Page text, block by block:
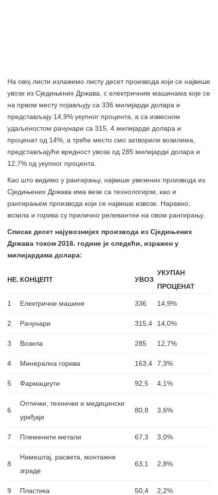
На овој листи излажемо листу десет производа који се највише
увозе из Сједињених Држава, с електричним машинама које се
на првом месту појављују са 336 милијарди долара и
представљају 14,9% укупног процента, а са извесном
удаљеностом рачунари са 315, 4 милијарде долара и
проценат од 14%, а треће место смо затворили возилима,
представљајући вредност увоза од 285 милијарди долара и
12,7% од укупног процента.
Као што видимо у рангирању, највише увезених производа из
Сједињених Држава има везе са технологијом, као и
рангирањем производа који се највише извозе. Наравно,
возила и горива су прилично релевантни на овом рангирању.
Списак десет најувознијих производа из Сједињених
Држава током 2016. године је следећи, изражен у
милијардама долара:
НЕ. КОНЦЕПТ УВОЗ
УКУПАН
ПРОЦЕНАТ
1 Електричне машине 336 14,9%
2 Рачунари 315,4 14,0%
3 Возила 285 12,7%
4 Минерална горива 163,4 7,3%
5 Фармацеути 92,5 4,1%
6
Оптички, технички и медицински
уређаји
80,8 3,6%
7 Племенити метали 67,3 3,0%
8
Намештај, расвета, монтажне
зграде
63,1 2,8%
9 Пластика 50,4 2,2%